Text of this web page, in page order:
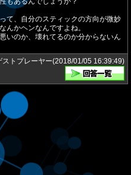
て、自分のスティックの方向が微妙
んかヘンなんですよね。
いのか、壊れてるのか分からないん
ストプレーヤー(2018/01/05 16:39:49)